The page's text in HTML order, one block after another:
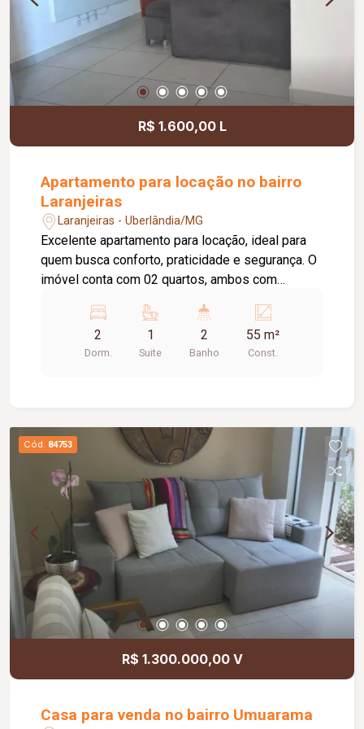
espaço, localização privilegiada e grande
potencial para instalação ou expansão de suas
atividades. Agende uma visita e conheça o
espaço ideal para o sucesso do seu negócio!
R$ 1.600,00 L
Apartamento para locação no bairro
Laranjeiras
Laranjeiras - Uberlândia/MG
Excelente apartamento para locação, ideal para
quem busca conforto, praticidade e segurança. O
imóvel conta com 02 quartos, ambos com
da suíte possui box em vidro e armário sob a pia.
A sala é aconchegante, equipada com ar-
condicionado e integrada à sacada,
oferecendo mais organização no dia a dia. O
apartamento possui ainda 01 banheiro social com
box em vidro e armário sob a pia. O condomínio
oferece elevador, 01 vaga de estacionamento,
portaria 24 horas e playground, garantindo mais
comodidade, segurança e lazer para toda a
família. Uma excelente oportunidade para morar
em um imóvel funcional, bem distribuído e
localizado em um condomínio com ótima
infraestrutura. Agende sua visita!
2
Dorm.
1
Suite
2
Banho
55 m²
Const.
Cód. 84753
R$ 1.300.000,00 V
Casa para venda no bairro Umuarama